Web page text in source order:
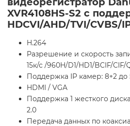
XVR4108HS-S2 с
HDCVI/AHD/TVI/CVBS/
H.264
Разрешение и скорость
15к/с /960H/D1/HD1/BCIF/CIF/
Поддержка IP камер: 8+2 до
HDMI / VGA
Поддержка 1 жесткого
2.0
Передача данных по